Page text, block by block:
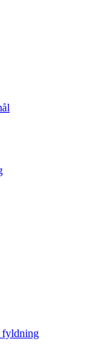
fyldning